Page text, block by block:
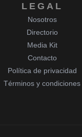
LEGAL
Nosotros
Directorio
Media Kit
Contacto
Política de privacidad
Términos y condiciones